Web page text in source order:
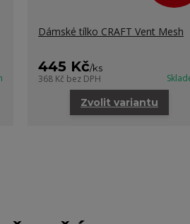
Dámské tílko CRAFT Vent Mesh
445 Kč/ks
368 Kč bez DPH
Zvolit variantu